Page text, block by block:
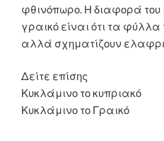
φθινόπωρο. Η διαφορά του
γραικό είναι ότι τα φύλλα
αλλά σχηματίζουν
Δείτε επίσης
Κυκλάμινο το κυπριακό
Κυκλάμινο το Γραικό